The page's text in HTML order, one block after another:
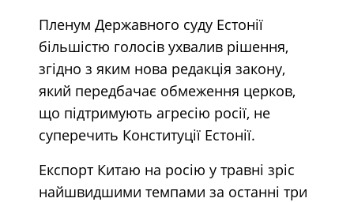
Пленум Державного суду Естонії
більшістю голосів ухвалив рішення,
згідно з яким нова редакція закону,
який передбачає обмеження церков,
що підтримують агресію росії, не
суперечить Конституції Естонії.
Експорт Китаю на росію у травні зріс
найшвидшими темпами за останні три